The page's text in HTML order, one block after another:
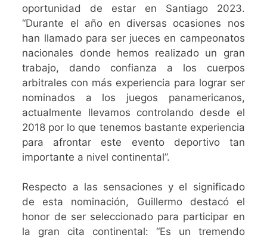
oportunidad de estar en Santiago 2023.
“Durante el año en diversas ocasiones nos
han llamado para ser jueces en campeonatos
nacionales donde hemos realizado un gran
trabajo, dando confianza a los cuerpos
arbitrales con más experiencia para lograr ser
nominados a los juegos panamericanos,
actualmente llevamos controlando desde el
2018 por lo que tenemos bastante experiencia
para afrontar este evento deportivo tan
importante a nivel continental”.
Respecto a las sensaciones y el significado
de esta nominación, Guillermo destacó el
honor de ser seleccionado para participar en
la gran cita continental: “Es un tremendo